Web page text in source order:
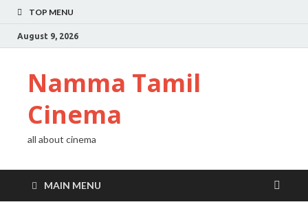
TOP MENU
August 9, 2026
Namma Tamil
Cinema
all about cinema
MAIN MENU